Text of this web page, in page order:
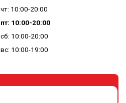
чт: 10:00-20:00
пт: 10:00-20:00
сб: 10:00-20:00
вс: 10:00-19:00